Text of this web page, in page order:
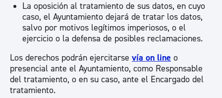
La oposición al tratamiento de sus datos, en cuyo
caso, el Ayuntamiento dejará de tratar los datos,
salvo por motivos legítimos imperiosos, o el
ejercicio o la defensa de posibles reclamaciones.
Los derechos podrán ejercitarse vía on line o
presencial ante el Ayuntamiento, como Responsable
del tratamiento, o en su caso, ante el Encargado del
tratamiento.